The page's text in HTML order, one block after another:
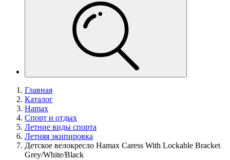
Главная
Каталог
Hamax
Спорт и отдых
Летние виды спорта
Летняя экипировка
Детское велокресло Hamax Caress With Lockable Bracket
Grey/White/Black